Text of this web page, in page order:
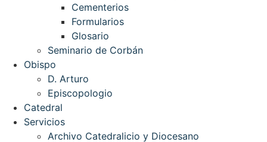
Cementerios
Formularios
Glosario
Seminario de Corbán
Obispo
D. Arturo
Episcopologio
Catedral
Servicios
Archivo Catedralicio y Diocesano